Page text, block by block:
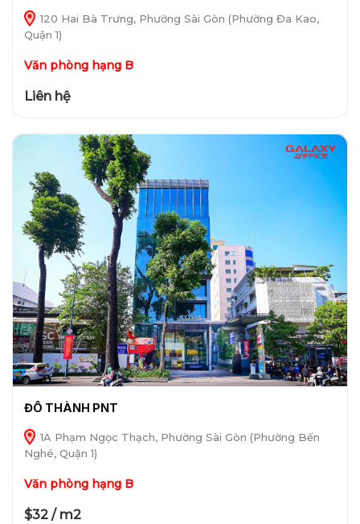
120 Hai Bà Trưng, Phường Sài Gòn (Phường Đa Kao,
Quận 1)
Văn phòng hạng B
Liên hệ
ĐÔ THÀNH PNT
1A Phạm Ngọc Thạch, Phường Sài Gòn (Phường Bến
Nghé, Quận 1)
Văn phòng hạng B
$32 / m2